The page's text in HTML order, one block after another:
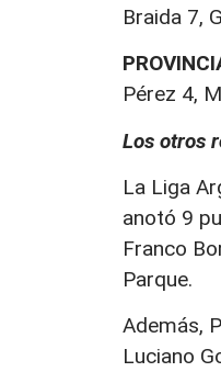
Braida 7,
Pérez 4,
Los otros
La Liga
anotó 9
Franco
Parque.
Además,
Luciano